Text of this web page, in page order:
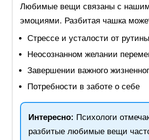
Любимые вещи связаны с
эмоциями. Разбитая чашка
Стрессе и усталости от рутины
Неосознанном желании
Завершении важного
Потребности в заботе о себе
Интересно: Психологи
разбитые любимые вещи